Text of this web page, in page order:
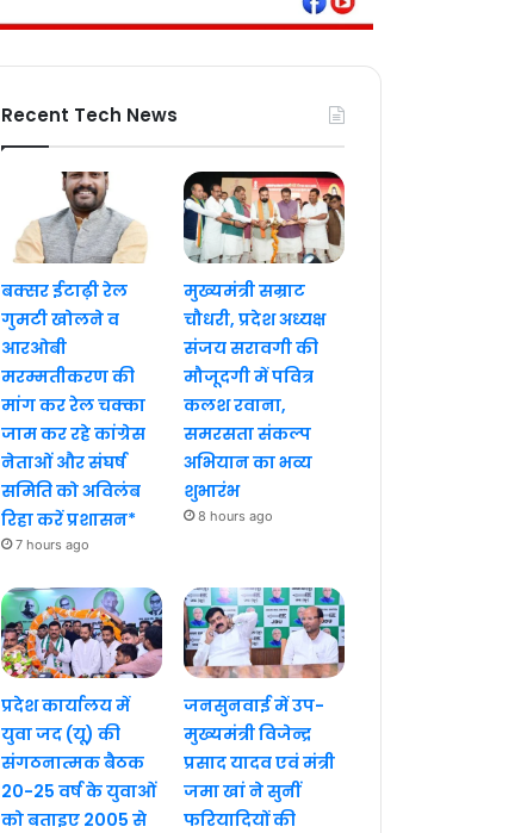
Recent Tech News
बक्सर ईटाढ़ी रेल
गुमटी खोलने व
आरओबी
मरम्मतीकरण की
मांग कर रेल चक्का
जाम कर रहे कांग्रेस
नेताओं और संघर्ष
समिति को अविलंब
रिहा करें प्रशासन*
7 hours ago
मुख्यमंत्री सम्राट
चौधरी, प्रदेश अध्यक्ष
संजय सरावगी की
मौजूदगी में पवित्र
कलश रवाना,
समरसता संकल्प
अभियान का भव्य
शुभारंभ
8 hours ago
प्रदेश कार्यालय में
युवा जद (यू) की
संगठनात्मक बैठक
20-25 वर्ष के युवाओं
को बताइए 2005 से
जनसुनवाई में उप-
मुख्यमंत्री विजेन्द्र
प्रसाद यादव एवं मंत्री
जमा खां ने सुनीं
फरियादियों की